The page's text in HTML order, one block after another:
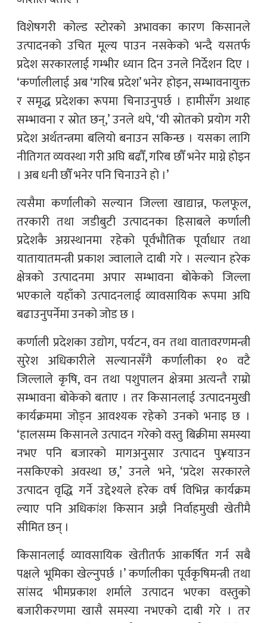
विशेषगरी कोल्ड स्टोरको अभावका कारण किसानले
उत्पादनको उचित मूल्य पाउन नसकेको भन्दै यसतर्फ
प्रदेश सरकारलाई गम्भीर ध्यान दिन उनले निर्देशन दिए ।
‘कर्णालीलाई अब ‘गरिब प्रदेश’ भनेर होइन, सम्भावनायुक्त
र समृद्ध प्रदेशका रूपमा चिनाउनुपर्छ । हामीसँग अथाह
सम्भावना र स्रोत छन्,’ उनले थपे, ‘यी स्रोतको प्रयोग गरी
प्रदेश अर्थतन्त्रमा बलियो बनाउन सकिन्छ । यसका लागि
नीतिगत व्यवस्था गरी अघि बढौँ, गरिब छौँ भनेर माग्ने होइन
। अब धनी छौँ भनेर पनि चिनाउने हो ।’
त्यसैमा कर्णालीको सल्यान जिल्ला खाद्यान्न, फलफूल,
तरकारी तथा जडीबुटी उत्पादनका हिसाबले कर्णाली
प्रदेशकै अग्रस्थानमा रहेको पूर्वभौतिक पूर्वाधार तथा
यातायातमन्त्री प्रकाश ज्वालाले दाबी गरे । सल्यान हरेक
क्षेत्रको उत्पादनमा अपार सम्भावना बोकेको जिल्ला
भएकाले यहाँको उत्पादनलाई व्यावसायिक रूपमा अघि
बढाउनुपर्नेमा उनको जोड छ ।
कर्णाली प्रदेशका उद्योग, पर्यटन, वन तथा वातावरणमन्त्री
सुरेश अधिकारीले सल्यानसँगै कर्णालीका १० वटै
जिल्लाले कृषि, वन तथा पशुपालन क्षेत्रमा अत्यन्तै राम्रो
सम्भावना बोकेको बताए । तर किसानलाई उत्पादनमुखी
कार्यक्रममा जोड्न आवश्यक रहेको उनको भनाइ छ ।
‘हालसम्म किसानले उत्पादन गरेको वस्तु बिक्रीमा समस्या
नभए पनि बजारको मागअनुसार उत्पादन पु¥याउन
नसकिएको अवस्था छ,’ उनले भने, ‘प्रदेश सरकारले
उत्पादन वृद्धि गर्ने उद्देश्यले हरेक वर्ष विभिन्न कार्यक्रम
ल्याए पनि अधिकांश किसान अझै निर्वाहमुखी खेतीमै
सीमित छन् ।
किसानलाई व्यावसायिक खेतीतर्फ आकर्षित गर्न सबै
पक्षले भूमिका खेल्नुपर्छ ।’ कर्णालीका पूर्वकृषिमन्त्री तथा
सांसद भीमप्रकाश शर्माले उत्पादन भएका वस्तुको
बजारीकरणमा खासै समस्या नभएको दाबी गरे । तर